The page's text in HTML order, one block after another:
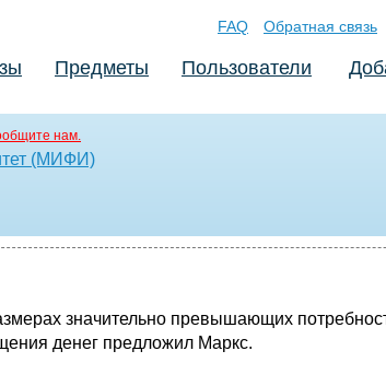
FAQ Обратная связь
Предметы Пользователи
нам.
(МИФИ)
значительно превышающих
денег предложил Маркс.